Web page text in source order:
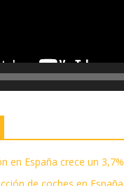
en España crece un 3,7%